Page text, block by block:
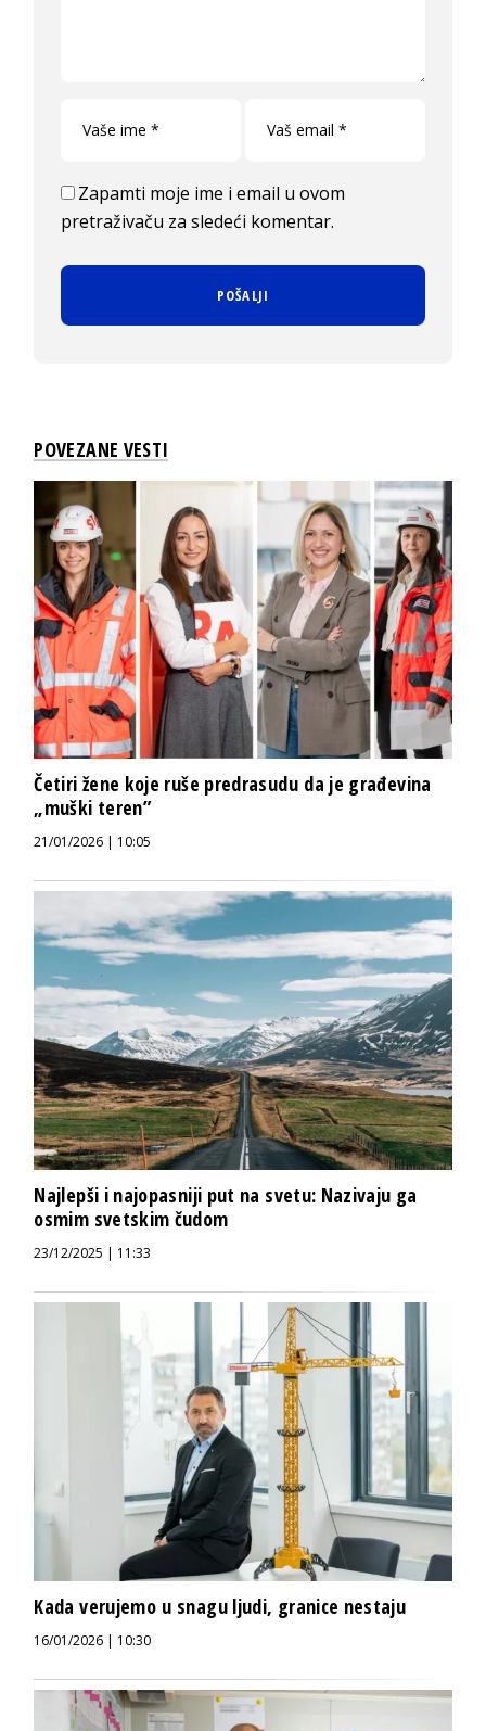
Zapamti moje ime i email u ovom
pretraživaču za sledeći komentar.
POVEZANE VESTI
Četiri žene koje ruše predrasudu da je građevina
„muški teren”
21/01/2026 | 10:05
Najlepši i najopasniji put na svetu: Nazivaju ga
osmim svetskim čudom
23/12/2025 | 11:33
Kada verujemo u snagu ljudi, granice nestaju
16/01/2026 | 10:30